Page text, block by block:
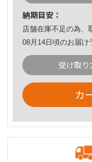
納期目安：
店舗在庫不足の為、
08月14日頃のお届け
受け取
カ